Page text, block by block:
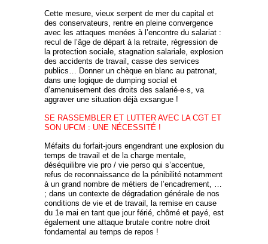
Cette mesure, vieux serpent de mer du capital et
des conservateurs, rentre en pleine convergence
avec les attaques menées à l’encontre du salariat :
recul de l’âge de départ à la retraite, régression de
la protection sociale, stagnation salariale, explosion
des accidents de travail, casse des services
publics… Donner un chèque en blanc au patronat,
dans une logique de dumping social et
d’amenuisement des droits des salarié·e·s, va
aggraver une situation déjà exsangue !
SE RASSEMBLER ET LUTTER AVEC LA CGT ET
SON UFCM : UNE NÉCESSITÉ !
Méfaits du forfait-jours engendrant une explosion du
temps de travail et de la charge mentale,
déséquilibre vie pro / vie perso qui s’accentue,
refus de reconnaissance de la pénibilité notamment
à un grand nombre de métiers de l’encadrement, …
; dans un contexte de dégradation générale de nos
conditions de vie et de travail, la remise en cause
du 1e mai en tant que jour férié, chômé et payé, est
également une attaque brutale contre notre droit
fondamental au temps de repos !